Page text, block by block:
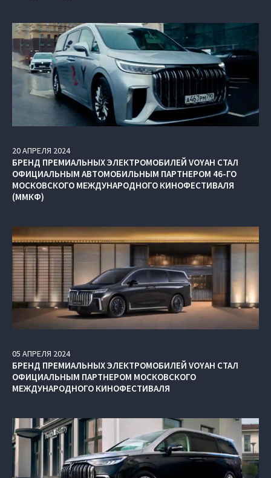
20АПРЕЛЯ 2024
БРЕНД ПРЕМИАЛЬНЫХ ЭЛЕКТРОМОБИЛЕЙ VOYAH СТАЛ
ОФИЦИАЛЬНЫМ АВТОМОБИЛЬНЫМ ПАРТНЕРОМ 46-ГО
МОСКОВСКОГО МЕЖДУНАРОДНОГО КИНОФЕСТИВАЛЯ
(ММКФ)
05 АПРЕЛЯ 2024
БРЕНД ПРЕМИАЛЬНЫХ ЭЛЕКТРОМОБИЛЕЙ VOYAH СТАЛ
ОФИЦИАЛЬНЫМ ПАРТНЕРОМ МОСКОВСКОГО
МЕЖДУНАРОДНОГО КИНОФЕСТИВАЛЯ